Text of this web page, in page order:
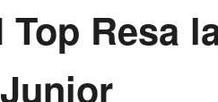
Top Resa